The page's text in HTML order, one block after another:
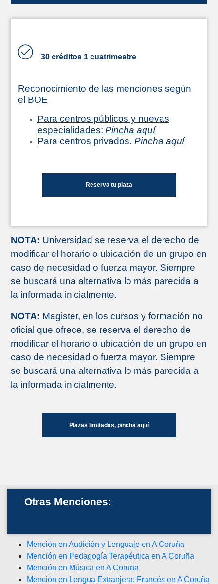
30 créditos 1 cuatrimestre
Reconocimiento de las menciones según
el BOE
Para centros públicos y nuevas
especialidades: Pincha aquí
Para centros privados. Pincha aquí
Reserva tu plaza
NOTA: Universidad se reserva el derecho de
modificar el horario o ubicación de un grupo en
caso de necesidad o fuerza mayor. Siempre
se buscará una alternativa lo más parecida a
la informada inicialmente.
NOTA: Magister, en los cursos y formación no
oficial que ofrece, se reserva el derecho de
modificar el horario o ubicación de un grupo en
caso de necesidad o fuerza mayor. Siempre
se buscará una alternativa lo más parecida a
la informada inicialmente.
Plazas limitadas, pincha aquí
Otras Menciones:
Mención en Audición y Lenguaje en A Coruña
Mención en Pedagogía Terapéutica en A Coruña
Mención en Música en A Coruña
Mención en Lengua Extranjera: Francés en A Coruña